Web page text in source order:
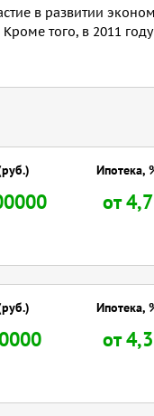
в развитии
того, в 2011
Ипотека,
от 4,7
Ипотека,
от 4,3